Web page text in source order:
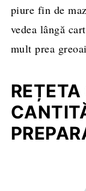
piure fin de
vedea lângă
mult prea